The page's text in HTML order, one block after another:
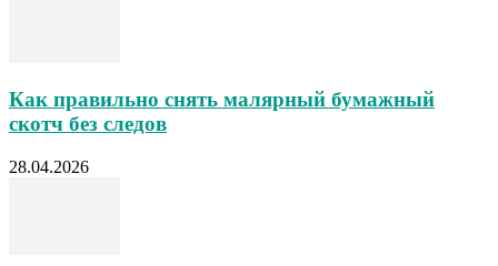
Как правильно снять малярный бумажный
скотч без следов
28.04.2026